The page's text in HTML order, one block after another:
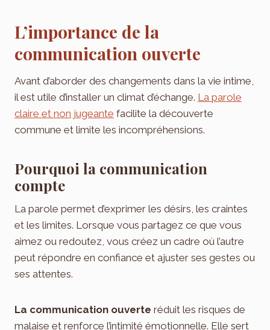
L’importance de la
communication ouverte
Avant d’aborder des changements dans la vie intime,
il est utile d’installer un climat d’échange. La parole
claire et non jugeante facilite la découverte
commune et limite les incompréhensions.
Pourquoi la communication
compte
La parole permet d’exprimer les désirs, les craintes
et les limites. Lorsque vous partagez ce que vous
aimez ou redoutez, vous créez un cadre où l’autre
peut répondre en confiance et ajuster ses gestes ou
ses attentes.
La communication ouverte réduit les risques de
malaise et renforce l’intimité émotionnelle. Elle sert